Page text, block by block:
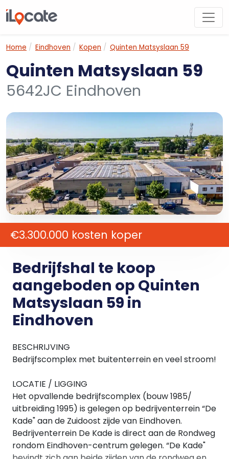
Home Eindhoven Kopen Quinten Matsyslaan 59
Quinten Matsyslaan 59
5642JC Eindhoven
€3.300.000 kosten koper
Bedrijfshal te koop
aangeboden op Quinten
Matsyslaan 59 in
Eindhoven
BESCHRIJVING
Bedrijfscomplex met buitenterrein en veel stroom!
LOCATIE / LIGGING
Het opvallende bedrijfscomplex (bouw 1985/
uitbreiding 1995) is gelegen op bedrijventerrein “De
Kade" aan de Zuidoost zijde van Eindhoven.
Bedrijventerrein De Kade is direct aan de Rondweg
rondom Eindhoven-centrum gelegen. “De Kade"